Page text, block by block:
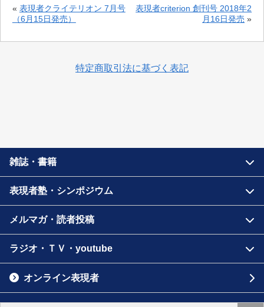
« 表現者クライテリオン 7月号
（6月15日発売）
表現者criterion 創刊号 2018年2
月16日発売 »
特定商取引法に基づく表記
雑誌・書籍
表現者塾・シンポジウム
メルマガ・読者投稿
ラジオ・ＴＶ・youtube
オンライン表現者